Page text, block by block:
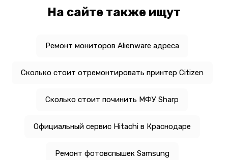
На сайте также ищут
Ремонт мониторов Alienware адреса
Сколько стоит отремонтировать принтер Citizen
Сколько стоит починить МФУ Sharp
Официальный сервис Hitachi в Краснодаре
Ремонт фотовспышек Samsung